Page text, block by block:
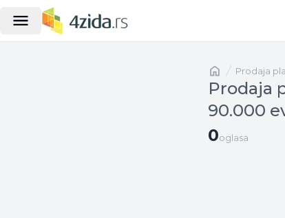
Naslovnaprodaja
Prodaja
90.000
0 oglasa
0oglasa